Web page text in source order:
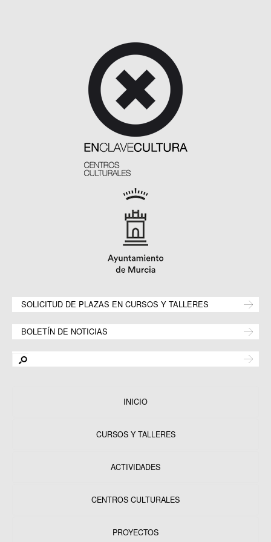
SOLICITUD DE PLAZAS EN CURSOS Y TALLERES
BOLETÍN DE NOTICIAS
INICIO
CURSOS Y TALLERES
ACTIVIDADES
CENTROS CULTURALES
PROYECTOS